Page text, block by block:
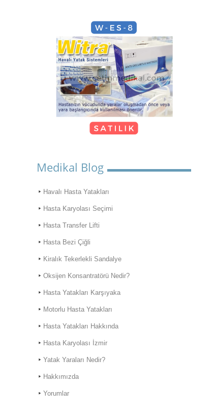
KİRALIK TEKERLEKLİ
SANDALYE
Kiralık Hasta Karyolası
Bostanlı
Bornova'da
Hasta Karyolası Muğla
Hizmeti
Medikal Blog
Havalı Hasta Yatakları
Hasta Karyolası Seçimi
Hasta Transfer Lifti
Hasta Bezi Çiğli
Kiralık Tekerlekli Sandalye
Oksijen Konsantratörü Nedir?
Hasta Yatakları Karşıyaka
Motorlu Hasta Yatakları
Hasta Yatakları Hakkında
Hasta Karyolası İzmir
Yatak Yaraları Nedir?
Hakkımızda
Yorumlar